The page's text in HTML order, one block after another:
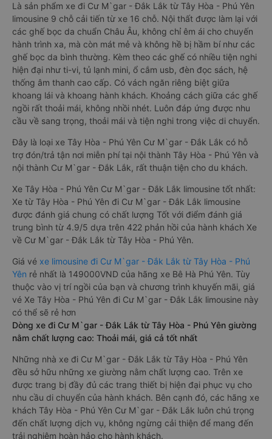
Là sản phẩm xe đi Cư M`gar - Đắk Lắk từ Tây Hòa - Phú Yên
limousine 9 chỗ cải tiến từ xe 16 chỗ. Nội thất được làm lại với
các ghế bọc da chuẩn Châu Âu, không chỉ êm ái cho chuyến
hành trình xa, mà còn mát mẻ và không hề bị hầm bí như các
ghế bọc da bình thường. Kèm theo các ghế có nhiều tiện nghi
hiện đại như ti-vi, tủ lạnh mini, ổ cắm usb, đèn đọc sách, hệ
thống âm thanh cao cấp. Có vách ngăn riêng biệt giữa
khoang lái và khoang hành khách. Khoảng cách giữa các ghế
ngồi rất thoải mái, không nhồi nhét. Luôn đáp ứng được nhu
cầu về sang trọng, thoải mái và tiện nghi trong việc di chuyển.
Đây là loại xe Tây Hòa - Phú Yên Cư M`gar - Đắk Lắk có hỗ
trợ đón/trả tận nơi miễn phí tại nội thành Tây Hòa - Phú Yên và
nội thành Cư M`gar - Đắk Lắk, rất thuận tiện cho du khách.
Xe Tây Hòa - Phú Yên Cư M`gar - Đắk Lắk limousine tốt nhất:
Xe từ Tây Hòa - Phú Yên đi Cư M`gar - Đắk Lắk limousine
được đánh giá chung có chất lượng Tốt với điểm đánh giá
trung bình từ 4.9/5 dựa trên 422 phản hồi của hành khách Xe
về Cư M`gar - Đắk Lắk từ Tây Hòa - Phú Yên.
Giá vé xe limousine đi Cư M`gar - Đắk Lắk từ Tây Hòa - Phú
Yên rẻ nhất là 149000VND của hãng xe Bê Hà Phú Yên. Tùy
thuộc vào vị trí ngồi của bạn và chương trình khuyến mãi, giá
vé Xe Tây Hòa - Phú Yên đi Cư M`gar - Đắk Lắk limousine này
có thể sẽ rẻ hơn
Dòng xe đi Cư M`gar - Đắk Lắk từ Tây Hòa - Phú Yên giường
nằm chất lượng cao: Thoải mái, giá cả tốt nhất
Những nhà xe đi Cư M`gar - Đắk Lắk từ Tây Hòa - Phú Yên
đều sở hữu những xe giường nằm chất lượng cao. Trên xe
được trang bị đầy đủ các trang thiết bị hiện đại phục vụ cho
nhu cầu di chuyển của hành khách. Bên cạnh đó, các hãng xe
khách Tây Hòa - Phú Yên Cư M`gar - Đắk Lắk luôn chú trọng
đến chất lượng dịch vụ, không ngừng cải thiện để mang đến
trải nghiệm hoàn hảo cho hành khách.